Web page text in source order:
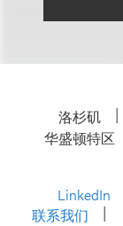
洛杉矶
华盛顿特区
LinkedIn
联系我们